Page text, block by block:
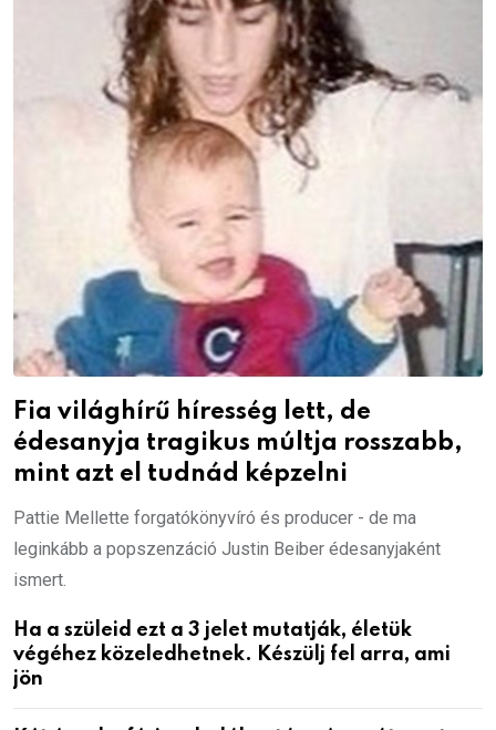
Fia világhírű híresség lett, de
édesanyja tragikus múltja rosszabb,
mint azt el tudnád képzelni
Pattie Mellette forgatókönyvíró és producer - de ma
leginkább a popszenzáció Justin Beiber édesanyjaként
ismert.
Ha a szüleid ezt a 3 jelet mutatják, életük
végéhez közeledhetnek. Készülj fel arra, ami
jön